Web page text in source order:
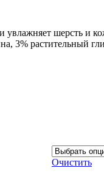
шерсть и
3% растительный
Очистить